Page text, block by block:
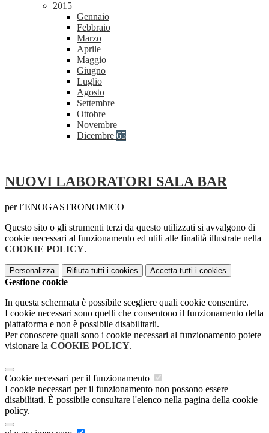
2015
Gennaio
Febbraio
Marzo
Aprile
Maggio
Giugno
Luglio
Agosto
Settembre
Ottobre
Novembre
Dicembre 65
NUOVI LABORATORI SALA BAR
per l’ENOGASTRONOMICO
Questo sito o gli strumenti terzi da questo utilizzati si avvalgono di
cookie necessari al funzionamento ed utili alle finalità illustrate nella
COOKIE POLICY.
Personalizza Rifiuta tutti i cookies Accetta tutti i cookies
Gestione cookie
In questa schermata è possibile scegliere quali cookie consentire.
I cookie necessari sono quelli che consentono il funzionamento della
piattaforma e non è possibile disabilitarli.
Per conoscere quali sono i cookie necessari al funzionamento potete
visionare la COOKIE POLICY.
Cookie necessari per il funzionamento
I cookie necessari per il funzionamento non possono essere
disabilitati. È possibile consultare l'elenco nella pagina della cookie
policy.